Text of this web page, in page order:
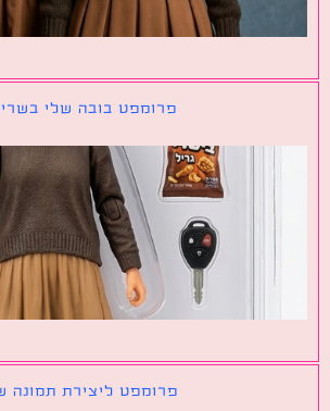
פרומפט בובה שלי בשרינק
פרומפט ליצירת תמונה שלי